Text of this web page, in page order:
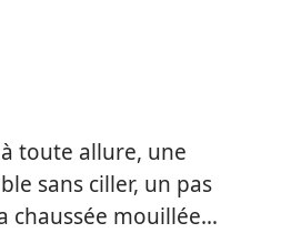
toute allure, une
sans ciller, un pas
chaussée mouillée…